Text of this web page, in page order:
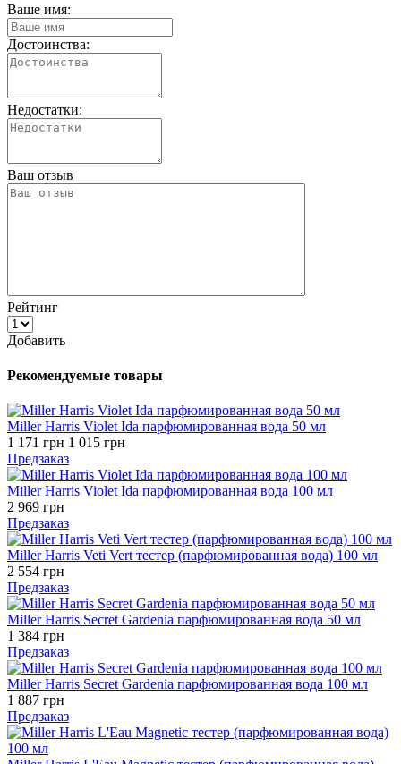
Ваше имя:
Достоинства:
Недостатки:
Ваш отзыв
Рейтинг
Добавить
Рекомендуемые товары
Miller Harris Violet Ida парфюмированная вода 50 мл
1 171 грн 1 015 грн
Предзаказ
Miller Harris Violet Ida парфюмированная вода 100 мл
2 969 грн
Предзаказ
Miller Harris Veti Vert тестер (парфюмированная вода) 100 мл
2 554 грн
Предзаказ
Miller Harris Secret Gardenia парфюмированная вода 50 мл
1 384 грн
Предзаказ
Miller Harris Secret Gardenia парфюмированная вода 100 мл
1 887 грн
Предзаказ